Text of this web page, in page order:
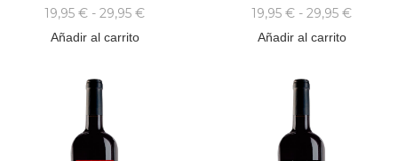
19,95 € - 29,95 €
Añadir al carrito
19,95 € - 29,95 €
Añadir al carrito